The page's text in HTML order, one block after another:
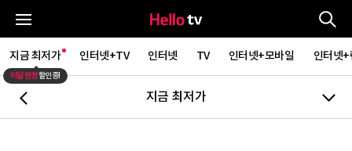
지금 최저가 인터넷+TV 인터넷 TV 인터넷+모바일 인터넷+
이달 한정할인중!
지금 최저가